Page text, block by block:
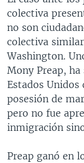
colectiva
no son
colectiva
Washington.
Mony Preap,
Estados Unidos
posesión de
pero no fue
inmigración
Preap ganó en